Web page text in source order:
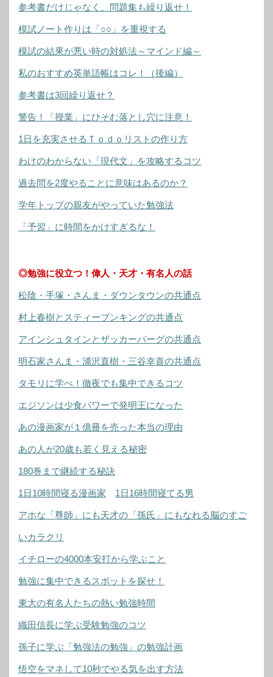
参考書だけじゃなく、問題集も繰り返せ！
模試ノート作りは「○○」を重視する
模試の結果が悪い時の対処法～マインド編～
私のおすすめ英単語帳はコレ！（後編）
参考書は3回繰り返せ？
警告！「授業」にひそむ落とし穴に注意！
1日を充実させるＴｏｄｏリストの作り方
わけのわからない「現代文」を攻略するコツ
過去問を2度やることに意味はあるのか？
学年トップの親友がやっていた勉強法
「予習」に時間をかけすぎるな！
◎勉強に役立つ！偉人・天才・有名人の話
松陰・手塚・さんま・ダウンタウンの共通点
村上春樹とスティーブンキングの共通点
アインシュタインとザッカーバーグの共通点
明石家さんま・浦沢直樹・三谷幸喜の共通点
タモリに学べ！徹夜でも集中できるコツ
エジソンは少食パワーで発明王になった
あの漫画家が１億冊を売った本当の理由
あの人が20歳も若く見える秘密
180巻まで継続する秘訣
1日10時間寝る漫画家 1日16時間寝てる男
アホな「尊師」にも天才の「孫氏」にもなれる脳のすご
いカラクリ
イチローの4000本安打から学ぶこと
勉強に集中できるスポットを探せ！
東大の有名人たちの熱い勉強時間
織田信長に学ぶ受験勉強のコツ
孫子に学ぶ「勉強法の勉強」の勉強計画
悟空をマネして10秒でやる気を出す方法